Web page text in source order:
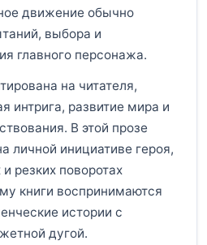
движение обычно
выбора и
главного персонажа.
на читателя,
интрига, развитие мира и
В этой прозе
личной инициативе героя,
резких поворотах
книги воспринимаются
истории с
дугой.